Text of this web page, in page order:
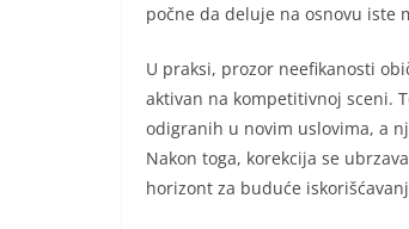
počne da deluje na osnovu iste
U praksi, prozor neefikanosti
aktivan na kompetitivnoj sceni.
odigranih u novim uslovima, a
Nakon toga, korekcija se
horizont za buduće